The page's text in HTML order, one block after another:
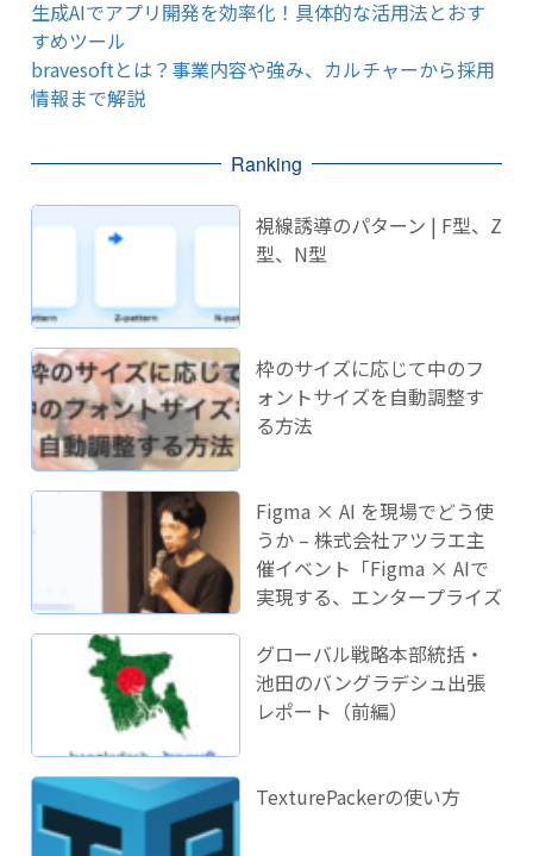
生成AIでアプリ開発を効率化！具体的な活用法とおす
すめツール
bravesoftとは？事業内容や強み、カルチャーから採用
情報まで解説
Ranking
視線誘導のパターン | F型、Z
型、N型
枠のサイズに応じて中のフ
ォントサイズを自動調整す
る方法
Figma × AI を現場でどう使
うか – 株式会社アツラエ主
催イベント「Figma × AIで
実現する、エンタープライズ
ました！
グローバル戦略本部統括・
池田のバングラデシュ出張
レポート（前編）
TexturePackerの使い方